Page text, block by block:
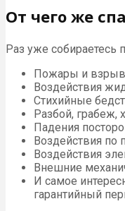
От чего же
Раз уже собираетесь
Пожары и
Воздействия
Стихийные
Разбой, грабеж,
Падения
Воздействия по
Воздействия
Внешние
И самое
гарантийный